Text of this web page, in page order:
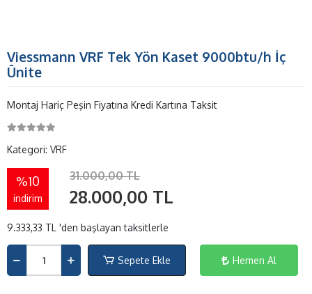
Viessmann VRF Tek Yön Kaset 9000btu/h İç
Ünite
Montaj Hariç Peşin Fiyatına Kredi Kartına Taksit
Kategori: VRF
%10
indirim
31.000,00 TL
28.000,00 TL
9.333,33 TL 'den başlayan taksitlerle
Sepete Ekle Hemen Al